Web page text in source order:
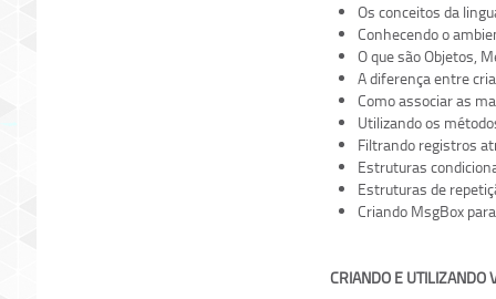
Os conceitos da
Conhecendo o
O que são Objetos,
A diferença entre
Como associar as
Utilizando os
Filtrando registros
Estruturas
Estruturas de
Criando MsgBox
CRIANDO E UTILIZANDO